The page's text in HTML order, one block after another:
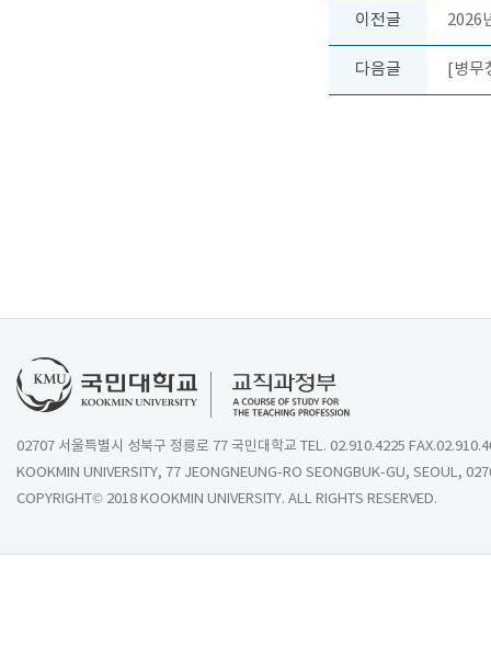
이전글 2026
다음글 [병무
02707 서울특별시 성북구 정릉로 77 국민대학교 TEL. 02.910.4225
KOOKMIN UNIVERSITY, 77 JEONGNEUNG-RO SEONGBUK-GU, SEOUL,
COPYRIGHT© 2018 KOOKMIN UNIVERSITY. ALL RIGHTS RESERVED.